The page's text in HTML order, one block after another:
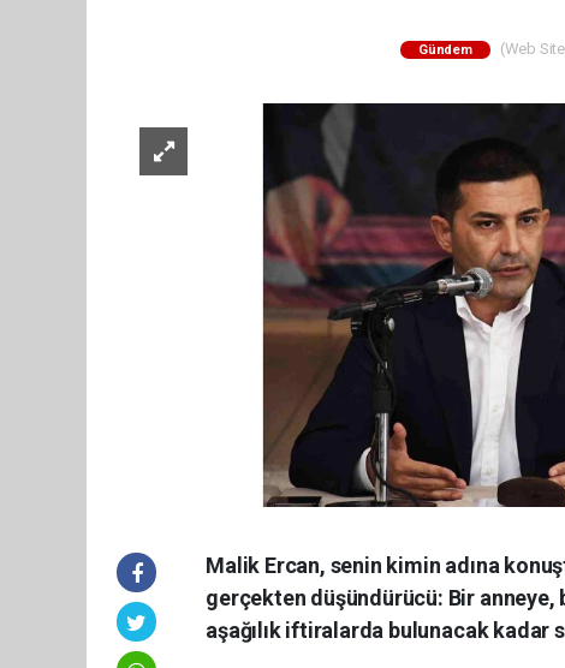
Gündem (Web
Malik Ercan, senin kimin adına
gerçekten düşündürücü: Bir anneye,
aşağılık iftiralarda bulunacak kadar